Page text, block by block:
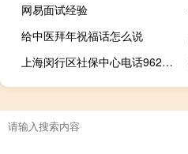
网易面试经验
给中医拜年祝福话怎么说
上海闵行区社保中心电话962222